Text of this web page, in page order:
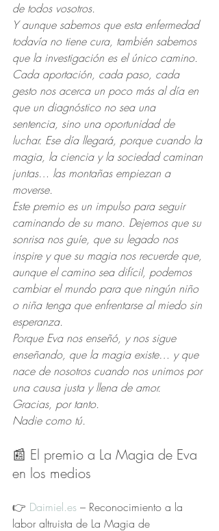
de todos vosotros.
Y aunque sabemos que esta enfermedad
todavía no tiene cura, también sabemos
que la investigación es el único camino.
Cada aportación, cada paso, cada
gesto nos acerca un poco más al día en
que un diagnóstico no sea una
sentencia, sino una oportunidad de
luchar. Ese día llegará, porque cuando la
magia, la ciencia y la sociedad caminan
juntas… las montañas empiezan a
moverse.
Este premio es un impulso para seguir
caminando de su mano. Dejemos que su
sonrisa nos guíe, que su legado nos
inspire y que su magia nos recuerde que,
aunque el camino sea difícil, podemos
cambiar el mundo para que ningún niño
o niña tenga que enfrentarse al miedo sin
esperanza.
Porque Eva nos enseñó, y nos sigue
enseñando, que la magia existe… y que
nace de nosotros cuando nos unimos por
una causa justa y llena de amor.
Gracias, por tanto.
Nadie como tú.
📰 El premio a La Magia de Eva
en los medios
👉 Daimiel.es – Reconocimiento a la
labor altruista de La Magia de